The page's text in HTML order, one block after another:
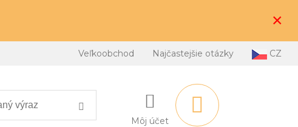
×
Veľkoobchod Najčastejšie otázky CZ
Môj účet